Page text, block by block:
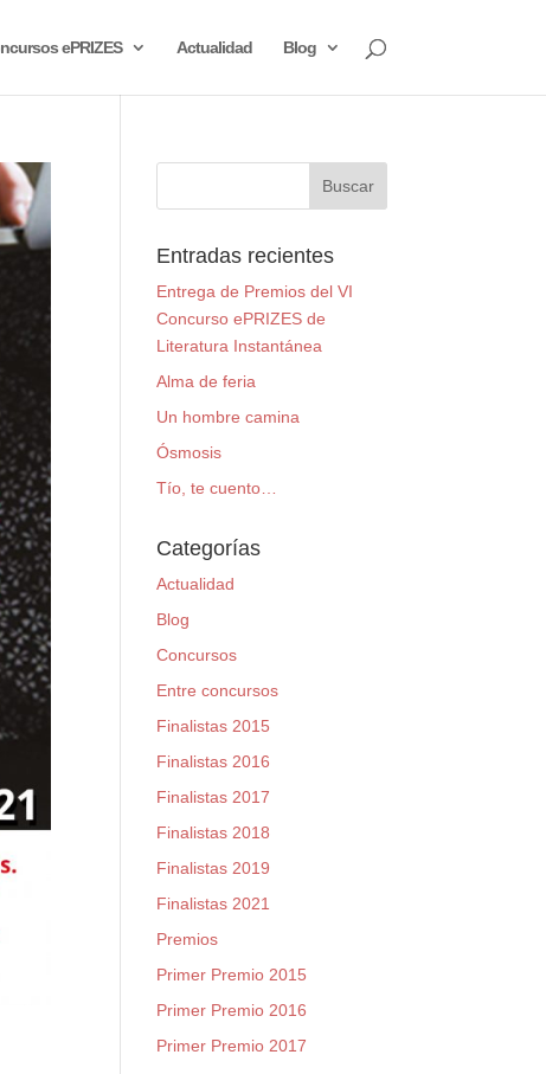
ePRIZES Actualidad Blog
Entradas recientes
Entrega de Premios del VI
Concurso ePRIZES de
Literatura Instantánea
Alma de feria
Un hombre camina
Ósmosis
Tío, te cuento…
Categorías
Actualidad
Blog
Concursos
Entre concursos
Finalistas 2015
Finalistas 2016
Finalistas 2017
Finalistas 2018
Finalistas 2019
Finalistas 2021
Premios
Primer Premio 2015
Primer Premio 2016
Primer Premio 2017